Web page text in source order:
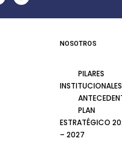
NOSOTROS
PILARES
INSTITUCIONALES
PLAN
ESTRATÉGICO
– 2027